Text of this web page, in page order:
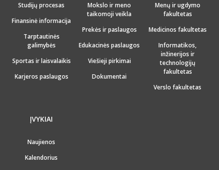
Studijų procesas
Finansinė informacija
Tarptautinės
galimybės
Sportas ir laisvalaikis
Karjeros paslaugos
Mokslo ir meno
taikomoji veikla
Prekės ir paslaugos
Edukacinės paslaugos
Viešieji pirkimai
Dokumentai
Menų ir ugdymo
fakultetas
Medicinos fakultetas
Informatikos,
inžinerijos ir
technologijų
fakultetas
Verslo fakultetas
ĮVYKIAI
Naujienos
Kalendorius